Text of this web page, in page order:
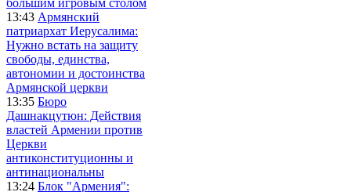
13:43 Армянский
патриархат Иерусалима:
Нужно встать на защиту
свободы, единства,
автономии и достоинства
Армянской церкви
13:35 Бюро
Дашнакцутюн: Действия
властей Армении против
Церкви
антиконституционны и
антинациональны
13:24 Блок "Армения":